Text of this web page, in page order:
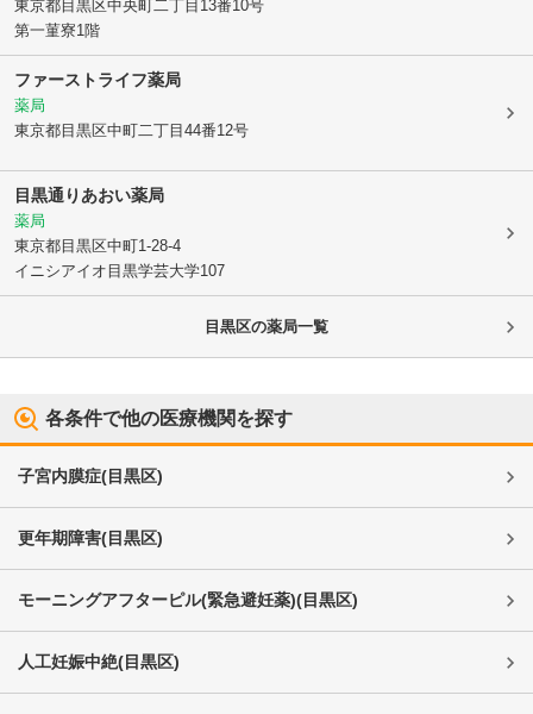
東京都目黒区中央町二丁目13番10号
第一菫寮1階
ファーストライフ薬局
薬局
東京都目黒区中町二丁目44番12号
目黒通りあおい薬局
薬局
東京都目黒区中町1-28-4
イニシアイオ目黒学芸大学107
目黒区の薬局一覧
各条件で他の医療機関を探す
子宮内膜症(目黒区)
更年期障害(目黒区)
モーニングアフターピル(緊急避妊薬)(目黒区)
人工妊娠中絶(目黒区)